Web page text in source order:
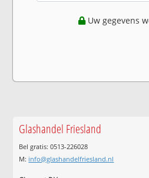
Uw gegevens
Glashandel Friesland
Bel gratis: 0513-226028
M: info@glashandelfriesland.nl